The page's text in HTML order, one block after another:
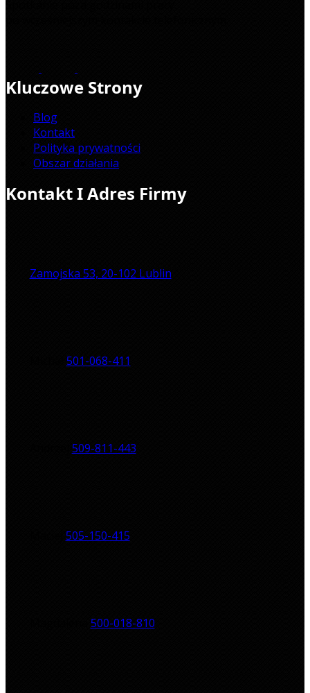
Kluczowe Strony
Blog
Kontakt
Polityka prywatności
Obszar działania
Kontakt I Adres Firmy
Zamojska 53, 20-102 Lublin
501-068-411
509-811-443
505-150-415
500-018-810